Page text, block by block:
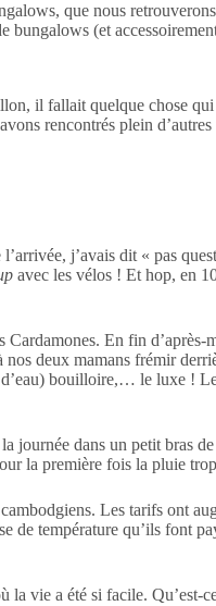
que nous
(et
il fallait quelque chose
rencontrés plein
j’avais dit « pas
avec les vélos ! Et hop, en
En fin
nos deux mamans frémir
bouilloire,… le luxe !
dans un petit bras
la première fois la pluie
Les tarifs ont
température qu’ils font
la vie a été si facile.